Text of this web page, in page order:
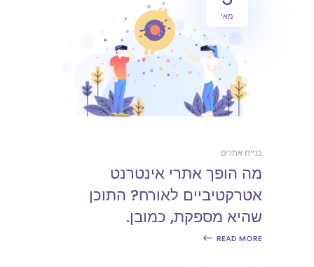
מאי
בניית אתרים
מה הופך אתרי אינטרנט
אטרקטיביים לאורח? התוכן
שהיא מספקת, כמובן.
READ MORE